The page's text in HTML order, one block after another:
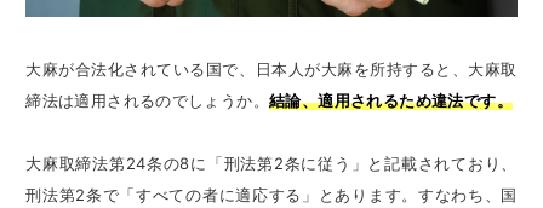
大麻が合法化されている国で、日本人が大麻を所持すると、大麻取
締法は適用されるのでしょうか。結論、適用されるため違法です。
大麻取締法第24条の8に「刑法第2条に従う」と記載されており、
刑法第2条で「すべての者に適応する」とあります。すなわち、国